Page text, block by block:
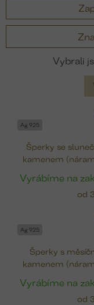
Ag 925
Šperky se
kamenem
Vyrábíme na
od
Ag 925
Šperky s
kamenem
Vyrábíme na
od